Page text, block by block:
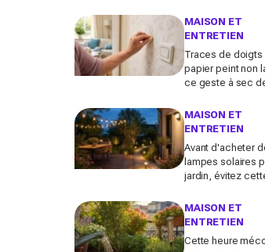
vacances avant
2026
MAISON ET
ENTRETIEN
Traces de doigts
papier peint non
ce geste à sec
nettoie tout sans
décoller le lé
MAISON ET
ENTRETIEN
Avant d'acheter
lampes solaires
jardin, évitez
testés
soirées
MAISON ET
ENTRETIEN
Cette heure